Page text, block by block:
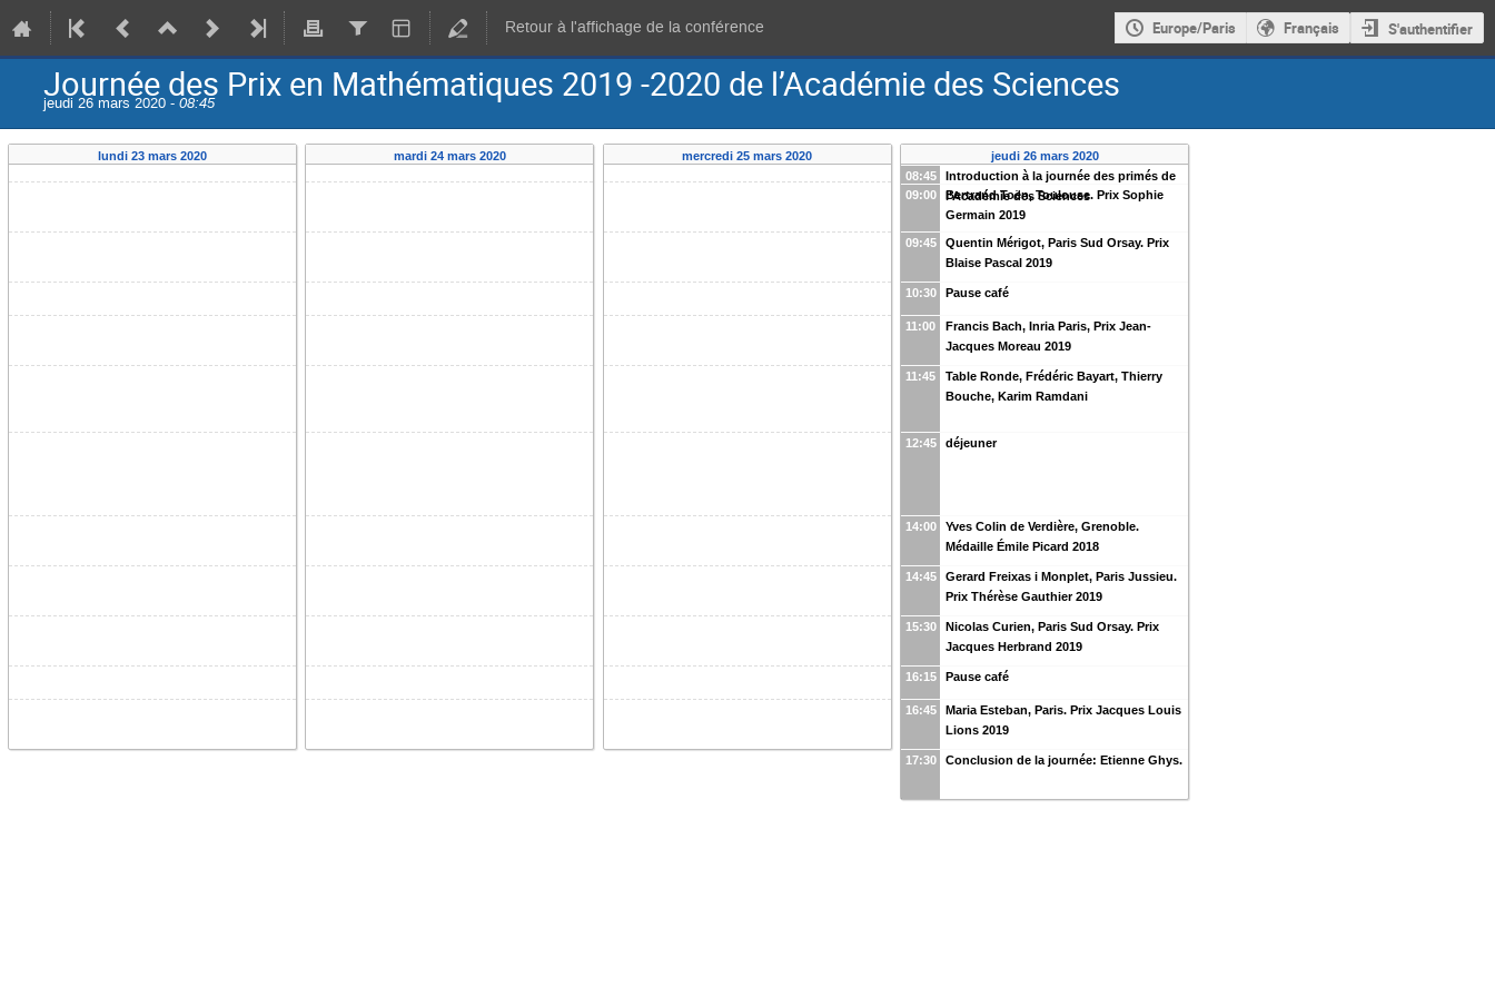
Retour à l'affichage de la conférence Europe/Paris Français S'authentifier
Journée des Prix en Mathématiques 2019 -2020 de l’Académie des Sciences
jeudi 26 mars 2020 - 08:45
lundi 23 mars 2020 mardi 24 mars 2020 mercredi 25 mars 2020
jeudi 26 mars 2020
08:45
Introduction à la journée des primés de
l’Académie des Sciences
09:00
Bertrand Toën, Toulouse. Prix Sophie
Germain 2019
09:45
Quentin Mérigot, Paris Sud Orsay. Prix
Blaise Pascal 2019
10:30 Pause café
11:00
Francis Bach, Inria Paris, Prix Jean-
Jacques Moreau 2019
11:45
Table Ronde, Frédéric Bayart, Thierry
Bouche, Karim Ramdani
12:45 déjeuner
14:00
Yves Colin de Verdière, Grenoble.
Médaille Émile Picard 2018
14:45
Gerard Freixas i Monplet, Paris Jussieu.
Prix Thérèse Gauthier 2019
15:30
Nicolas Curien, Paris Sud Orsay. Prix
Jacques Herbrand 2019
16:15 Pause café
16:45
Maria Esteban, Paris. Prix Jacques Louis
Lions 2019
17:30 Conclusion de la journée: Etienne Ghys.